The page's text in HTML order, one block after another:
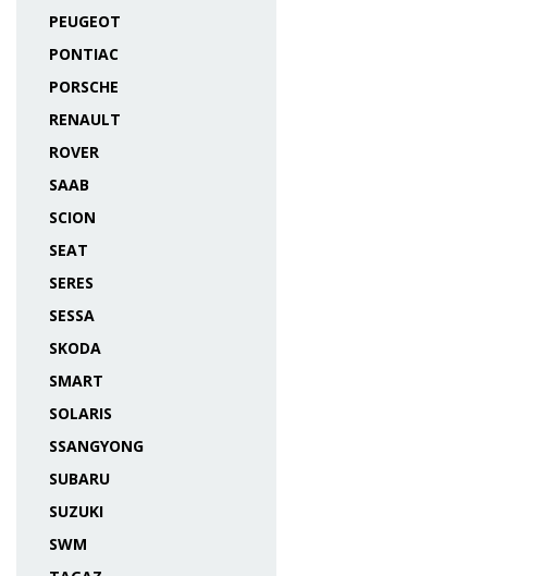
PEUGEOT
PONTIAC
PORSCHE
RENAULT
ROVER
SAAB
SCION
SEAT
SERES
SESSA
SKODA
SMART
SOLARIS
SSANGYONG
SUBARU
SUZUKI
SWM